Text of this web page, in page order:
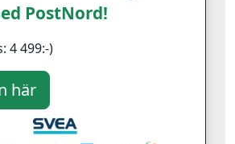
PostNord!
4 499:-)